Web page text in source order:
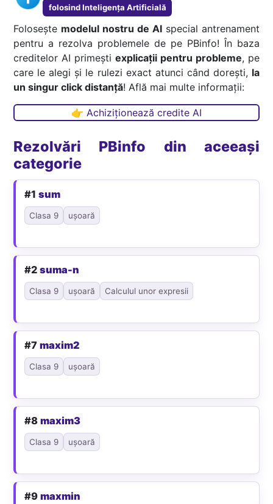
folosind Inteligența Artificială
Folosește modelul nostru de AIspecial antrenament
pentru a rezolva problemele de pe PBinfo! În baza
creditelor AI primești explicații pentru probleme, pe
care le alegi și le rulezi exact atunci când dorești, la
un singur click distanță! Află mai multe informații:
👉 Achiziționează credite AI
Rezolvări PBinfo din aceeași
categorie
#1sum
Clasa 9 ușoară
#2suma-n
Clasa 9 ușoară Calculul unor expresii
#7maxim2
Clasa 9 ușoară
#8maxim3
Clasa 9 ușoară
#9maxmin